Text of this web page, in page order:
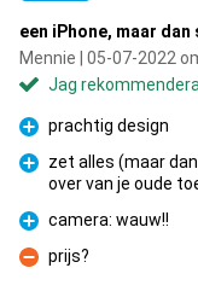
een iPhone, maar
Mennie | 05-07-2022
Jag
Fördelar
prachtig design
Fördelar
zet alles (maar
over van je oude
Fördelar
camera: wauw!!
Nackdelar
prijs?